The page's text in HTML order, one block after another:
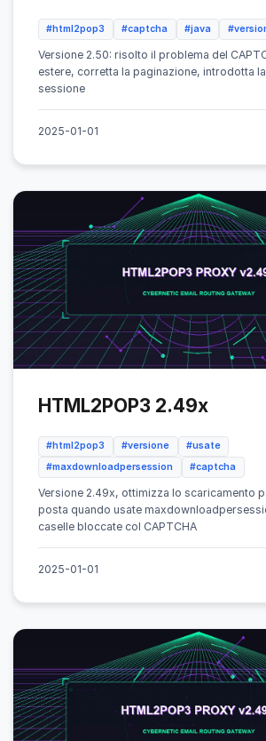
#html2pop3 #captcha #java
Versione 2.50: risolto il problema del
estere, corretta la paginazione, introdotta
sessione
2025-01-01
HTML2POP3 2.49x
#html2pop3 #versione
#usate
#maxdownloadpersession
#captcha
Versione 2.49x, ottimizza lo scaricamento
posta quando usate
caselle bloccate col CAPTCHA
2025-01-01